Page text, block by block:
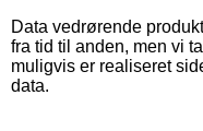
Data vedrørende
fra tid til anden, men vi
muligvis er realiseret
data.